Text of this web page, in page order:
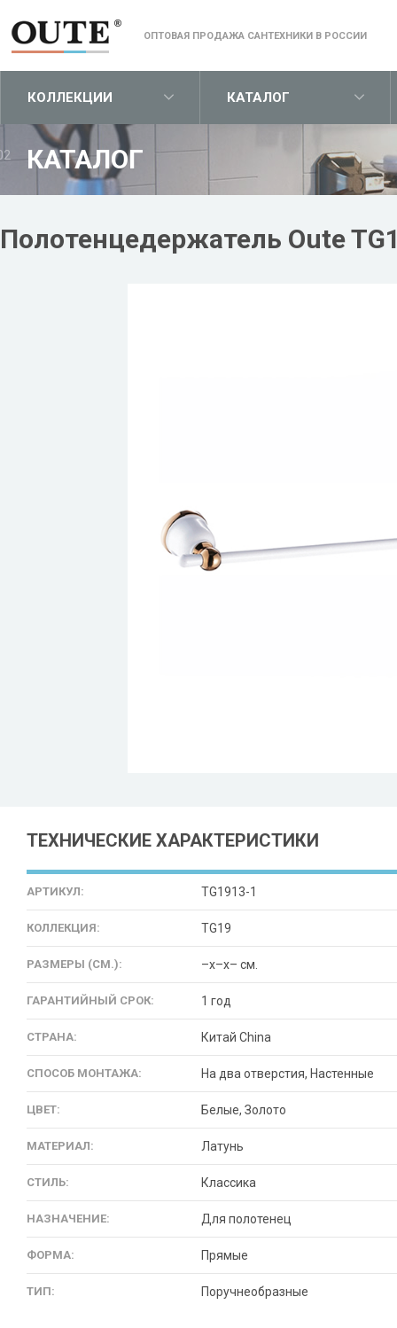
ОПТОВАЯ ПРОДАЖА САНТЕХНИКИ В РОССИИ
КОЛЛЕКЦИИ КАТАЛОГ
КАТАЛОГ
Полотенцедержатель Oute
ТЕХНИЧЕСКИЕ ХАРАКТЕРИСТИКИ
АРТИКУЛ: TG1913-1
КОЛЛЕКЦИЯ: TG19
РАЗМЕРЫ (СМ.): –x–x– см.
ГАРАНТИЙНЫЙ СРОК: 1 год
СТРАНА: Китай China
СПОСОБ МОНТАЖА: На два отверстия, Настенные
ЦВЕТ: Белые, Золото
МАТЕРИАЛ: Латунь
СТИЛЬ: Классика
НАЗНАЧЕНИЕ: Для полотенец
ФОРМА: Прямые
ТИП: Поручнеобразные